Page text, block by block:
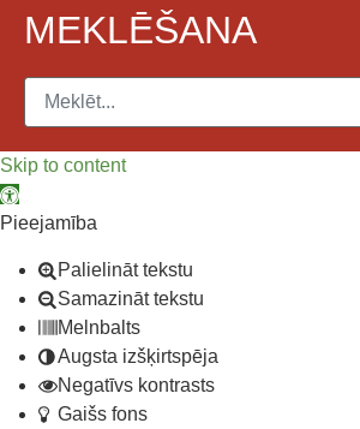
MEKLĒŠANA
Skip to content
Open toolbar
Pieejamība
Palielināt tekstu
Samazināt tekstu
Melnbalts
Augsta izšķirtspēja
Negatīvs kontrasts
Gaišs fons